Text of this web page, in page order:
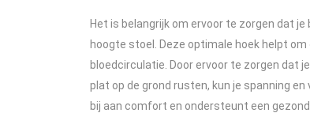
Het is belangrijk om ervoor te zorgen dat
hoogte stoel. Deze optimale hoek helpt
bloedcirculatie. Door ervoor te zorgen dat
plat op de grond rusten, kun je spanning
bij aan comfort en ondersteunt een